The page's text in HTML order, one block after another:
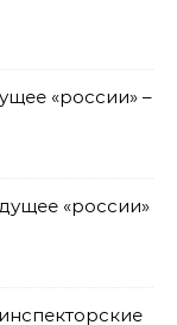
«россии» –
«россии»